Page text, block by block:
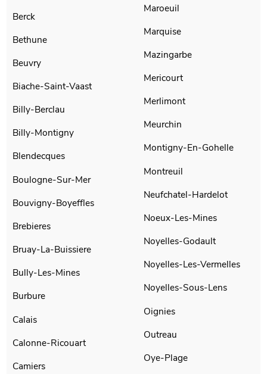
Berck
Bethune
Beuvry
Biache-Saint-Vaast
Billy-Berclau
Billy-Montigny
Blendecques
Boulogne-Sur-Mer
Bouvigny-Boyeffles
Brebieres
Bruay-La-Buissiere
Bully-Les-Mines
Burbure
Calais
Calonne-Ricouart
Camiers
Maroeuil
Marquise
Mazingarbe
Mericourt
Merlimont
Meurchin
Montigny-En-Gohelle
Montreuil
Neufchatel-Hardelot
Noeux-Les-Mines
Noyelles-Godault
Noyelles-Les-Vermelles
Noyelles-Sous-Lens
Oignies
Outreau
Oye-Plage